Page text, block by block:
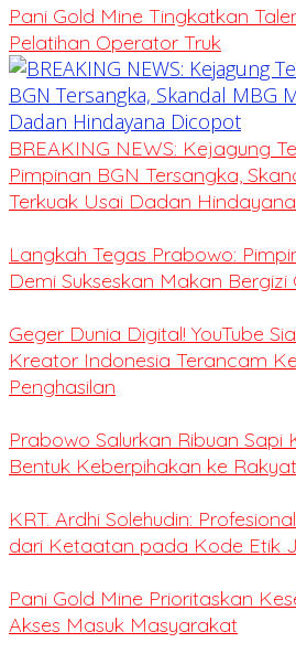
Pani Gold Mine Tingkatkan
Pelatihan Operator Truk
BREAKING NEWS: Kejagung
Pimpinan BGN Tersangka,
Terkuak Usai Dadan
Langkah Tegas Prabowo:
Demi Sukseskan Makan Bergizi
Geger Dunia Digital! YouTube
Kreator Indonesia Terancam
Penghasilan
Prabowo Salurkan Ribuan Sapi
Bentuk Keberpihakan ke Rakyat
KRT. Ardhi Solehudin:
dari Ketaatan pada Kode Etik
Pani Gold Mine Prioritaskan
Akses Masuk Masyarakat